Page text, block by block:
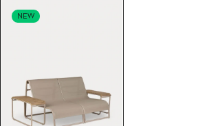
NEW